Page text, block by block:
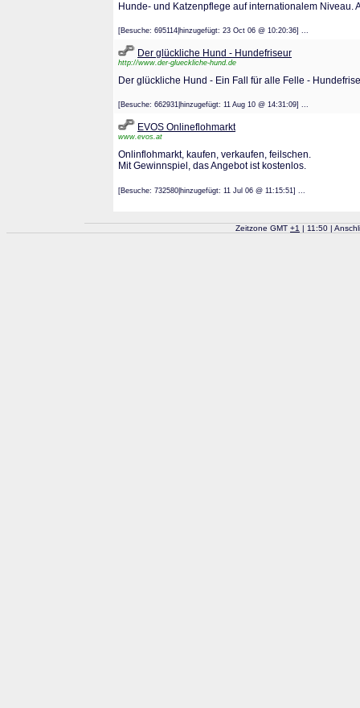
Hunde- und Katzenpflege auf internationalem
[Besuche: 695114|hinzugefügt: 23 Oct 06 @ 10:20:36] ...
Der glückliche Hund - Hundefriseur
http://www.der-glueckliche-hund.de
Der glückliche Hund - Ein Fall für alle Felle -
[Besuche: 662931|hinzugefügt: 11 Aug 10 @ 14:31:09] ...
EVOS Onlineflohmarkt
www.evos.at
Onlinflohmarkt, kaufen, verkaufen, feilschen.
Mit Gewinnspiel, das Angebot ist kostenlos.
[Besuche: 732580|hinzugefügt: 11 Jul 06 @ 11:15:51] ...
Zeitzone GMT +1 | 11:50 |